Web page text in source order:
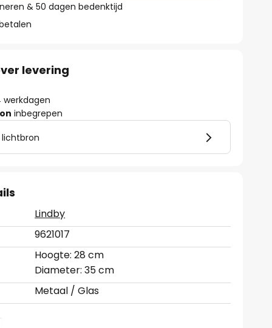
& 50 dagen bedenktijd
levering
werkdagen
inbegrepen
lichtbron
Lindby
9621017
Hoogte: 28 cm
Diameter: 35 cm
Metaal / Glas